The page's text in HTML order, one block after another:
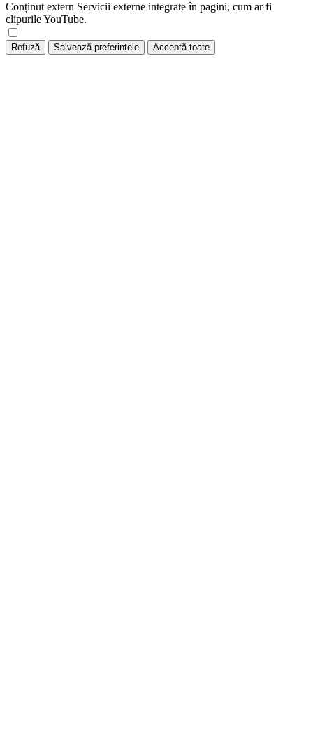
Conținut extern Servicii externe integrate în pagini, cum ar fi
clipurile YouTube.
Refuză Salvează preferințele Acceptă toate